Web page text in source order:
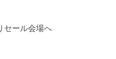
セール会場へ